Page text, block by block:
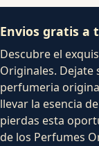
Envios gratis a
Descubre el
Originales. Dejate
perfumeria
llevar la esencia
pierdas esta
de los Perfumes